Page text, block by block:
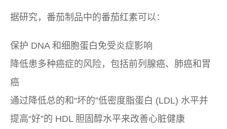
据研究，番茄制品中的番茄红素可以：
保护 DNA 和细胞蛋白免受炎症影响
降低患多种癌症的风险，包括前列腺癌、肺癌和胃
癌
通过降低总的和“坏的”低密度脂蛋白 (LDL) 水平并
提高“好”的 HDL 胆固醇水平来改善心脏健康